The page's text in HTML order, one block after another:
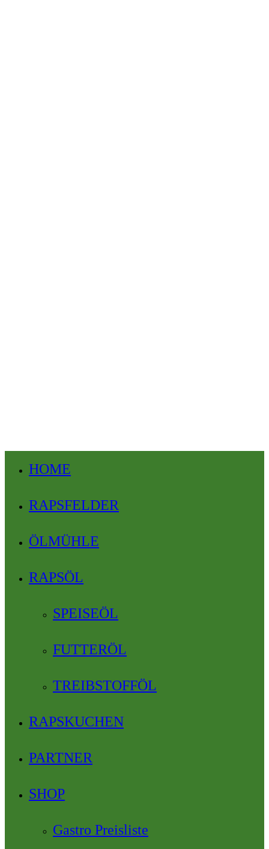
HOME
RAPSFELDER
ÖLMÜHLE
RAPSÖL
SPEISEÖL
FUTTERÖL
TREIBSTOFFÖL
RAPSKUCHEN
PARTNER
SHOP
Gastro Preisliste